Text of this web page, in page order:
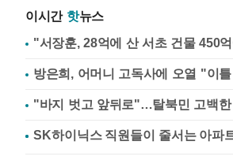
이시간 핫뉴스
"서장훈, 28억에 산 서초 건물 450
방은희, 어머니 고독사에 오열 "이
"바지 벗고 앞뒤로"…탈북민 고백한